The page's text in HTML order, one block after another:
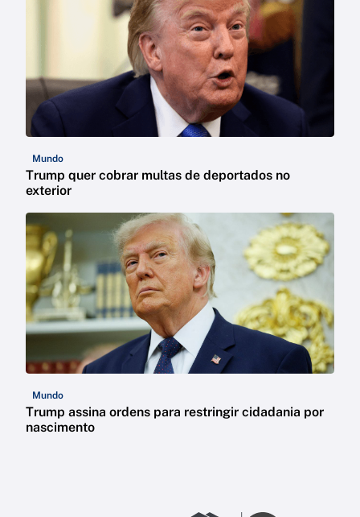
Mundo
Trump quer cobrar multas de deportados no
exterior
Mundo
Trump assina ordens para restringir cidadania por
nascimento